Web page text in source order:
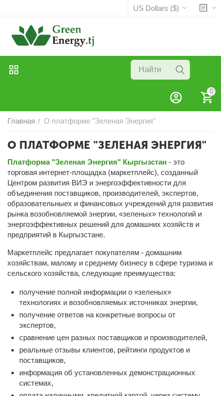
US Dollars ($)
0
Главная / О платформе "Зеленая Энергия"
О ПЛАТФОРМЕ "ЗЕЛЕНАЯ ЭНЕРГИЯ"
Платформа "Зеленая Энергия" Кыргызстан - это
торговая интернет-площадка (маркетплейс), созданный
Центром развития ВИЭ и энергоэффективности для
объединения поставщиков, производителей, экспертов,
образовательныех и финансовых учреждений для развития
рынка возобновляемой энергии, «зеленых» технологий и
энергоэффективных решений для домашних хозяйств и
предприятий в Кыргызстане.
Маркетплейс предлагает покупателям - домашним
хозяйствам, малому и среднему бизнесу в сфере туризма и
сельского хозяйства, следующие преимущества:
получение полной информации о «зеленых»
технологиях и возобновляемых источниках энергии,
получение ответов на конкретные вопросы от
экспертов,
сравнение цен разных поставщиков и производителей,
реальные отзывы клиентов, рейтинги продуктов и
поставщиков,
информация об установленных демонстрационных
системах,